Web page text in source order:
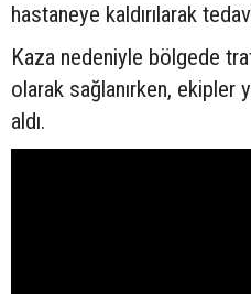
hastaneye kaldırılarak
Kaza nedeniyle bölgede
olarak sağlanırken, ekipler
aldı.